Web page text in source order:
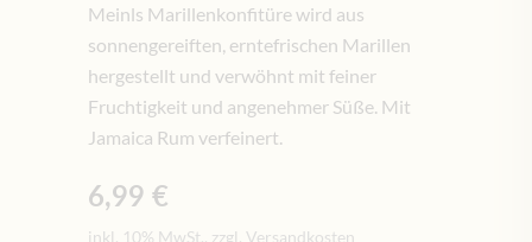
Meinls Marillenkonfitüre wird aus
sonnengereiften, erntefrischen Marillen
hergestellt und verwöhnt mit feiner
Fruchtigkeit und angenehmer Süße. Mit
Jamaica Rum verfeinert.
6,99 €
inkl. 10% MwSt., zzgl. Versandkosten